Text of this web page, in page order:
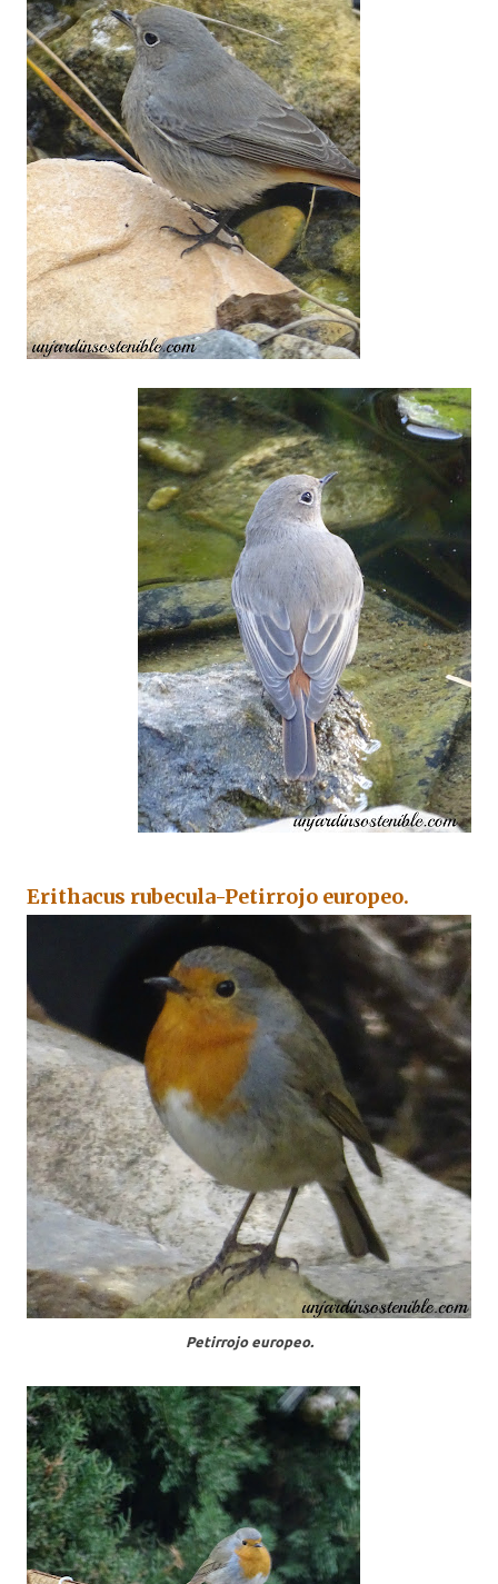
Erithacus rubecula-Petirrojo europeo.
Petirrojo europeo.